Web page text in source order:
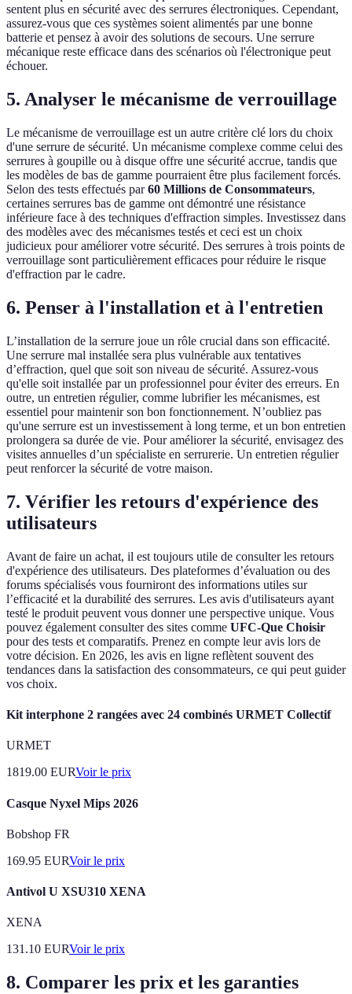
sentent plus en sécurité avec des serrures électroniques. Cependant,
assurez-vous que ces systèmes soient alimentés par une bonne
batterie et pensez à avoir des solutions de secours. Une serrure
mécanique reste efficace dans des scénarios où l'électronique peut
échouer.
5. Analyser le mécanisme de verrouillage
Le mécanisme de verrouillage est un autre critère clé lors du choix
d'une serrure de sécurité. Un mécanisme complexe comme celui des
serrures à goupille ou à disque offre une sécurité accrue, tandis que
les modèles de bas de gamme pourraient être plus facilement forcés.
Selon des tests effectués par60 Millions de Consommateurs,
certaines serrures bas de gamme ont démontré une résistance
inférieure face à des techniques d'effraction simples. Investissez dans
des modèles avec des mécanismes testés et ceci est un choix
judicieux pour améliorer votre sécurité. Des serrures à trois points de
verrouillage sont particulièrement efficaces pour réduire le risque
d'effraction par le cadre.
6. Penser à l'installation et à l'entretien
L’installation de la serrure joue un rôle crucial dans son efficacité.
Une serrure mal installée sera plus vulnérable aux tentatives
d’effraction, quel que soit son niveau de sécurité. Assurez-vous
qu'elle soit installée par un professionnel pour éviter des erreurs. En
outre, un entretien régulier, comme lubrifier les mécanismes, est
essentiel pour maintenir son bon fonctionnement. N’oubliez pas
qu'une serrure est un investissement à long terme, et un bon entretien
prolongera sa durée de vie. Pour améliorer la sécurité, envisagez des
visites annuelles d’un spécialiste en serrurerie. Un entretien régulier
peut renforcer la sécurité de votre maison.
7. Vérifier les retours d'expérience des
utilisateurs
Avant de faire un achat, il est toujours utile de consulter les retours
d'expérience des utilisateurs. Des plateformes d’évaluation ou des
forums spécialisés vous fourniront des informations utiles sur
l’efficacité et la durabilité des serrures. Les avis d'utilisateurs ayant
testé le produit peuvent vous donner une perspective unique. Vous
pouvez également consulter des sites comme UFC-Que Choisir
pour des tests et comparatifs. Prenez en compte leur avis lors de
votre décision. En 2026, les avis en ligne reflètent souvent des
tendances dans la satisfaction des consommateurs, ce qui peut guider
vos choix.
Kit interphone 2 rangées avec 24 combinés URMET Collectif
URMET
1819.00 EURVoir le prix
Casque Nyxel Mips 2026
Bobshop FR
169.95 EURVoir le prix
Antivol U XSU310 XENA
XENA
131.10 EURVoir le prix
8. Comparer les prix et les garanties